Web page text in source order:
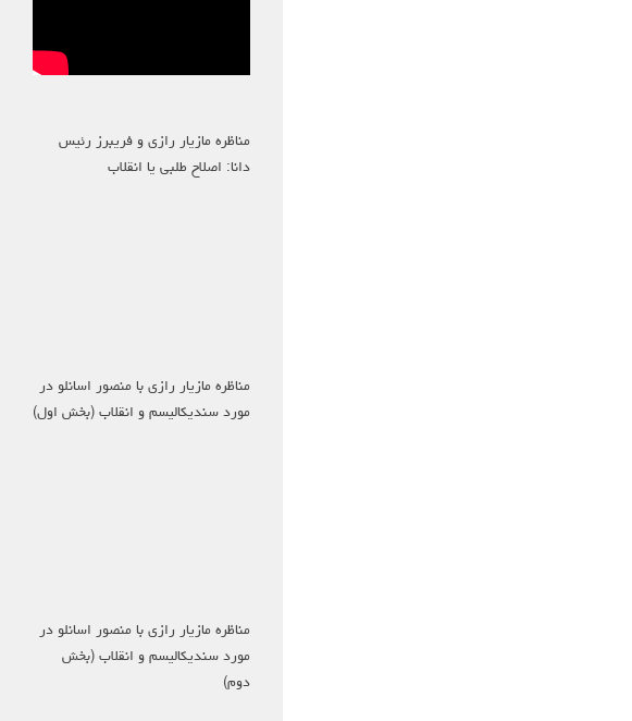
مناظره مازیار رازی و فریبرز رئیس
دانا: اصلاح طلبی یا انقلاب
مناظره مازیار رازی با منصور اسانلو در
مورد سندیکالیسم و انقلاب (بخش اول)
مناظره مازیار رازی با منصور اسانلو در
مورد سندیکالیسم و انقلاب (بخش
دوم)